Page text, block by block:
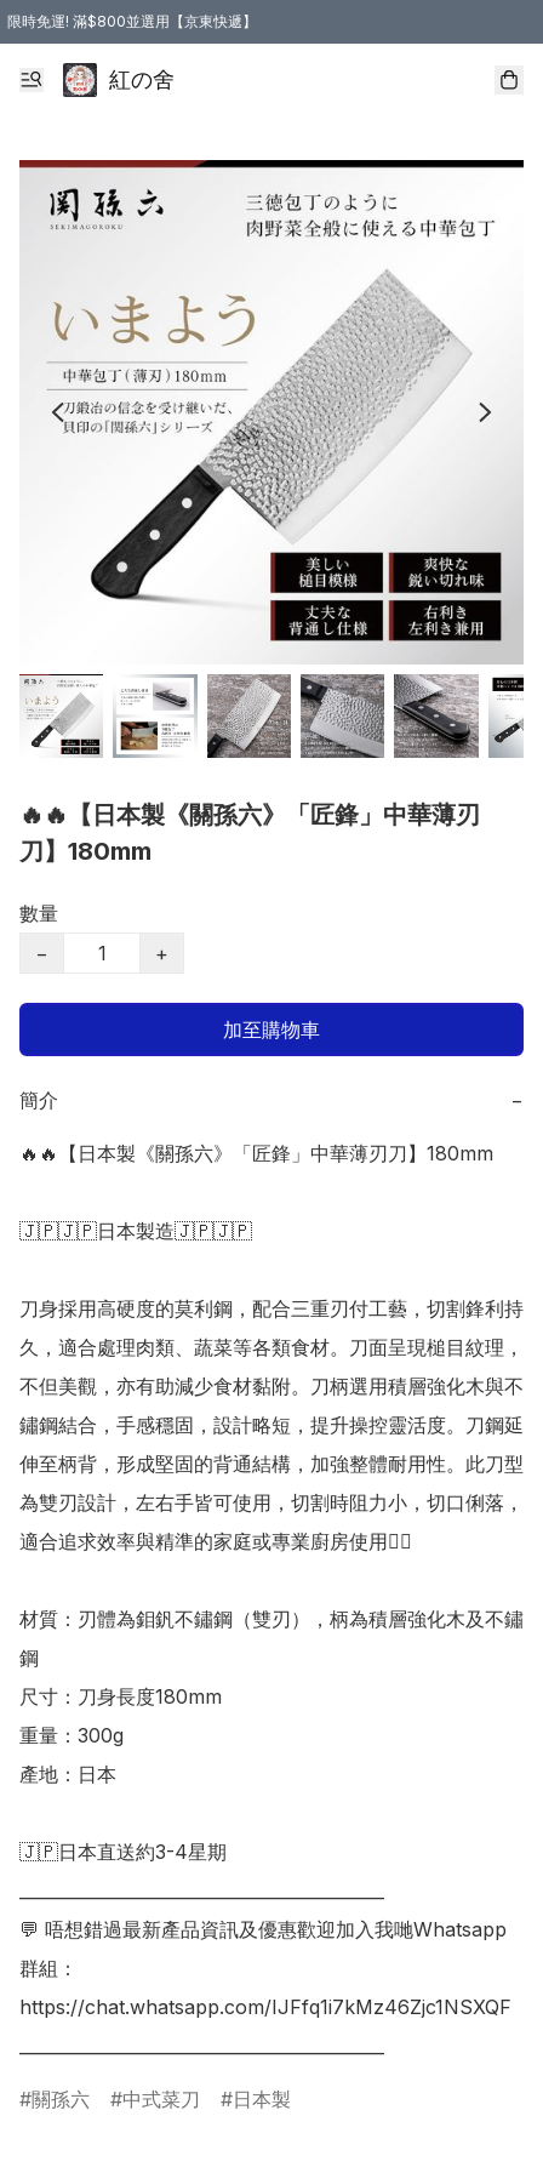
限時免運! 滿$800並選用【京東快遞】
紅の舍
🔥🔥【日本製《關孫六》「匠鋒」中華薄刃
刀】180mm
數量
−
+
加至購物車
簡介 −
🔥🔥【日本製《關孫六》「匠鋒」中華薄刃刀】180mm
🇯🇵🇯🇵日本製造🇯🇵🇯🇵
刀身採用高硬度的莫利鋼，配合三重刃付工藝，切割鋒利持
久，適合處理肉類、蔬菜等各類食材。刀面呈現槌目紋理，
不但美觀，亦有助減少食材黏附。刀柄選用積層強化木與不
鏽鋼結合，手感穩固，設計略短，提升操控靈活度。刀鋼延
伸至柄背，形成堅固的背通結構，加強整體耐用性。此刀型
為雙刃設計，左右手皆可使用，切割時阻力小，切口俐落，
適合追求效率與精準的家庭或專業廚房使用👍🏻
材質：刃體為鉬釩不鏽鋼（雙刃），柄為積層強化木及不鏽
鋼
尺寸：刀身長度180mm
重量：300g
產地：日本
🇯🇵日本直送約3-4星期
💬 唔想錯過最新產品資訊及優惠歡迎加入我哋Whatsapp
群組：
https://chat.whatsapp.com/IJFfq1i7kMz46Zjc1NSXQF
關孫六 中式菜刀 日本製